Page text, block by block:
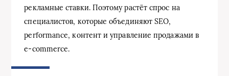
рекламные ставки. Поэтому растёт спрос на
специалистов, которые объединяют SEO,
performance, контент и управление продажами в
e-commerce.